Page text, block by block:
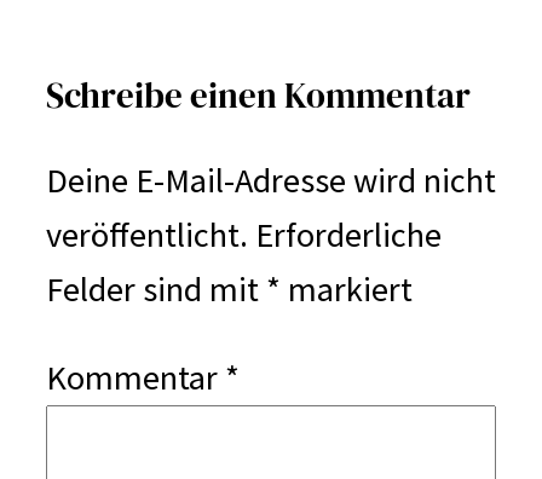
Schreibe einen Kommentar
Deine E-Mail-Adresse wird nicht
veröffentlicht. Erforderliche
Felder sind mit* markiert
Kommentar*